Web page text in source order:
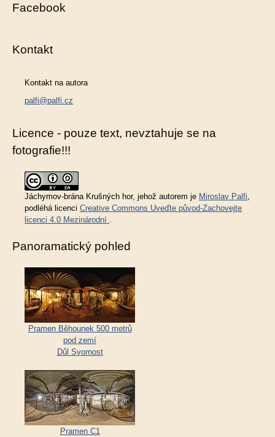
Facebook
Kontakt
Kontakt na autora
palfi@palfi.cz
Licence - pouze text, nevztahuje se na
fotografie!!!
Jáchymov-brána Krušných hor, jehož autorem je Miroslav Palfi
podléhá licenci Creative Commons Uveďte původ-Zachovejte
licenci 4.0 Mezinárodní
Panoramatický pohled
Pramen Běhounek 500 metrů
pod zemí
Důl Svornost
Pramen C1